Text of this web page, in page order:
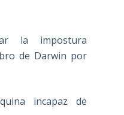
la impostura
de Darwin por
incapaz de